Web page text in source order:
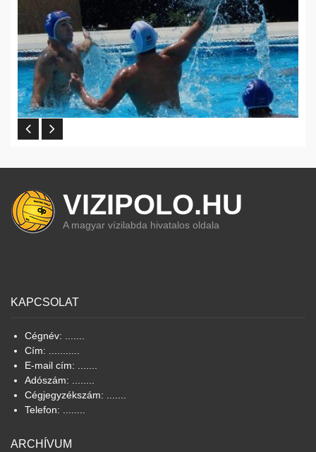
VIZIPOLO.HU
A magyar vízilabda hivatalos oldala
KAPCSOLAT
Cégnév: .......
Cím: ...........
E-mail cím: .......
Adószám: ........
Cégjegyzékszám: .......
Telefon: ........
ARCHÍVUM